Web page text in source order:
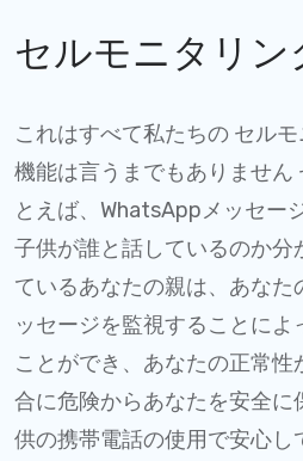
セルモニタリン
これはすべて私たちの セル
機能は言うまでもありません
とえば、WhatsAppメッセー
子供が誰と話しているのか分
ているあなたの親は、あなた
ッセージを監視することに
ことができ、あなたの正常
合に危険からあなたを安全に
供の携帯電話の使用で安心し